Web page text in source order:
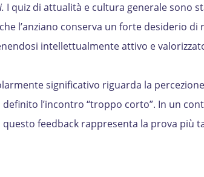
I quiz di attualità e cultura generale sono
l’anziano conserva un forte desiderio di
intellettualmente attivo e
significativo riguarda la
definito l’incontro “troppo corto”. In un
feedback rappresenta la prova più